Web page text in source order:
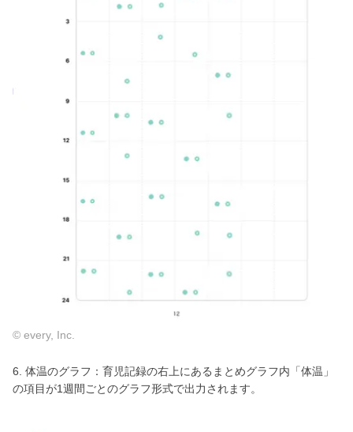
© every, Inc.
6. 体温のグラフ：育児記録の右上にあるまとめグラフ内「体温」
の項目が1週間ごとのグラフ形式で出力されます。